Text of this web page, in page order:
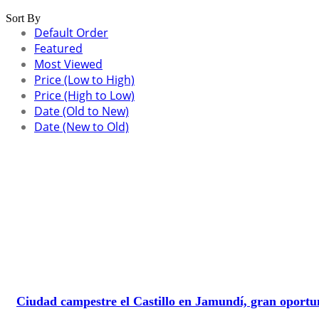
Sort By
Default Order
Featured
Most Viewed
Price (Low to High)
Price (High to Low)
Date (Old to New)
Date (New to Old)
Ciudad campestre el Castillo en Jamundí, gran